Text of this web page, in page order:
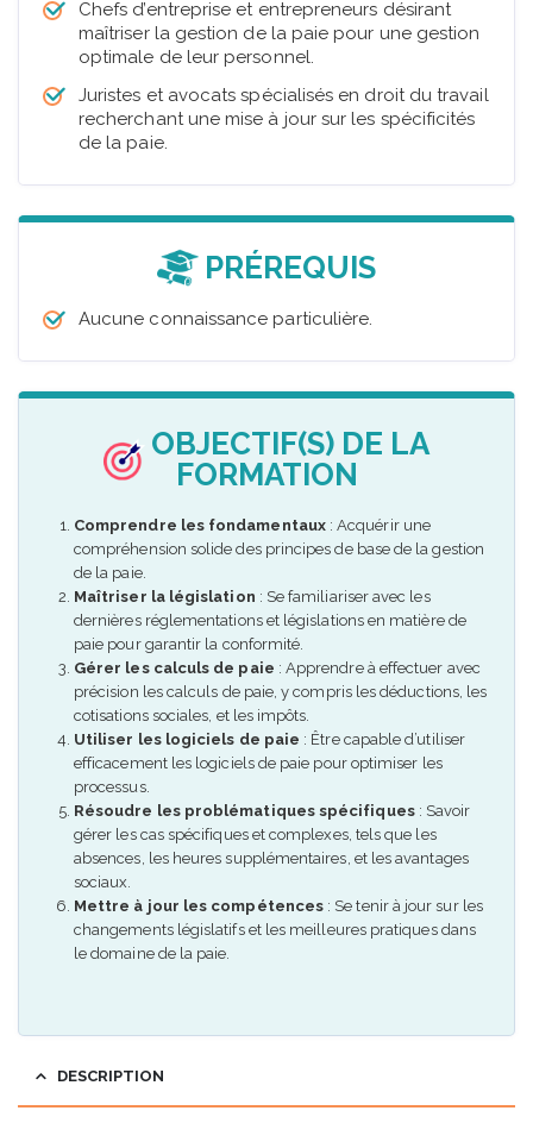
Chefs d’entreprise et entrepreneurs désirant
maîtriser la gestion de la paie pour une gestion
optimale de leur personnel.
Juristes et avocats spécialisés en droit du travail
recherchant une mise à jour sur les spécificités
de la paie.
PRÉREQUIS
Aucune connaissance particulière.
OBJECTIF(S) DE LA
FORMATION
Comprendre les fondamentaux: Acquérir une
compréhension solide des principes de base de la gestion
de la paie.
Maîtriser la législation : Se familiariser avec les
dernières réglementations et législations en matière de
paie pour garantir la conformité.
Gérer les calculs de paie : Apprendre à effectuer avec
précision les calculs de paie, y compris les déductions, les
cotisations sociales, et les impôts.
Utiliser les logiciels de paie : Être capable d’utiliser
efficacement les logiciels de paie pour optimiser les
processus.
Résoudre les problématiques spécifiques: Savoir
gérer les cas spécifiques et complexes, tels que les
absences, les heures supplémentaires, et les avantages
sociaux.
Mettre à jour les compétences : Se tenir à jour sur les
changements législatifs et les meilleures pratiques dans
le domaine de la paie.
DESCRIPTION